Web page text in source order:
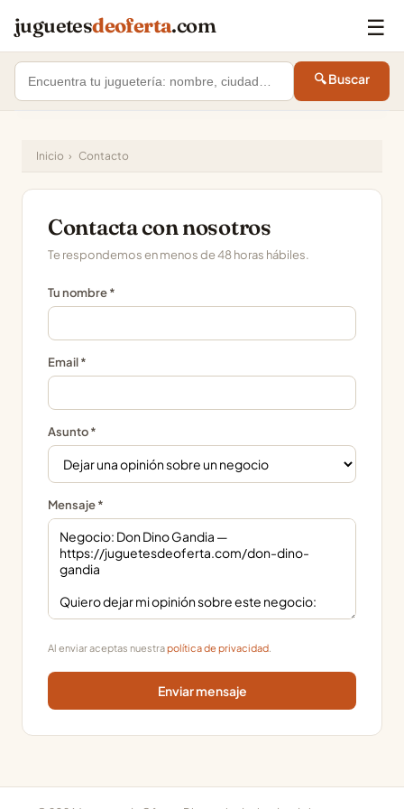
juguetesdeoferta.com ☰
🔍 Buscar
Inicio › Contacto
Contacta con nosotros
Te respondemos en menos de 48 horas hábiles.
Tu nombre *
Email *
Asunto *
Mensaje *
Al enviar aceptas nuestrapolítica de privacidad
Enviar mensaje